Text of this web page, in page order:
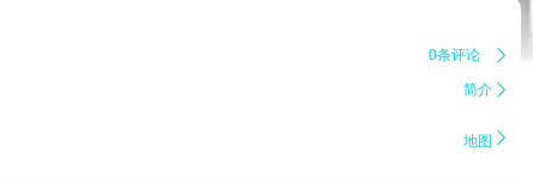
0条评论 
简介 
地图 